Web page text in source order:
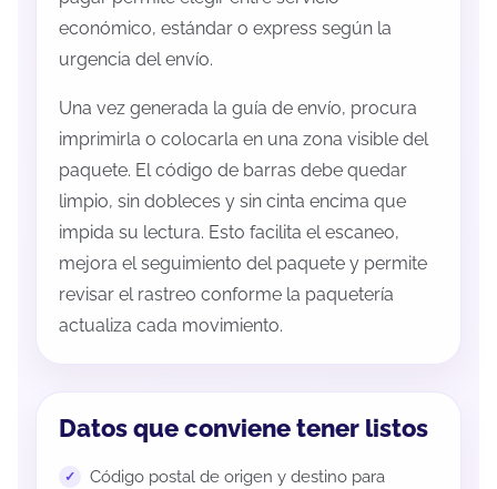
económico, estándar o express según la
urgencia del envío.
Una vez generada la guía de envío, procura
imprimirla o colocarla en una zona visible del
paquete. El código de barras debe quedar
limpio, sin dobleces y sin cinta encima que
impida su lectura. Esto facilita el escaneo,
mejora el seguimiento del paquete y permite
revisar el rastreo conforme la paquetería
actualiza cada movimiento.
Datos que conviene tener listos
Código postal de origen y destino para